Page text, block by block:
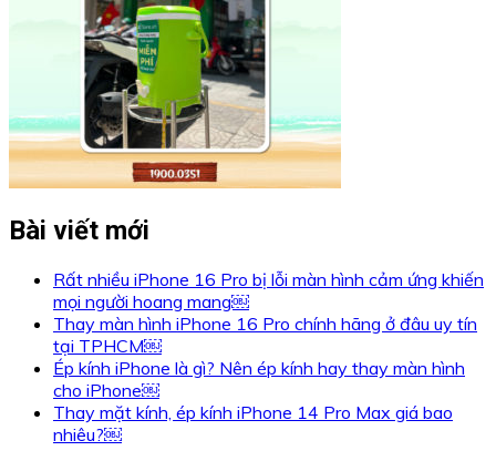
Bài viết mới
Rất nhiều iPhone 16 Pro bị lỗi màn hình cảm ứng khiến
mọi người hoang mang￼
Thay màn hình iPhone 16 Pro chính hãng ở đâu uy tín
tại TPHCM￼
Ép kính iPhone là gì? Nên ép kính hay thay màn hình
cho iPhone￼
Thay mặt kính, ép kính iPhone 14 Pro Max giá bao
nhiêu?￼